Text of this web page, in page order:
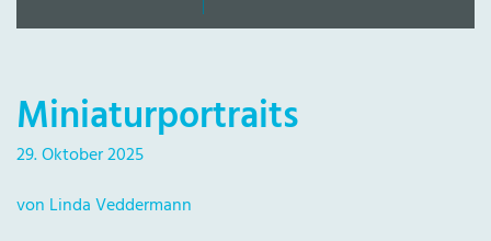
Miniaturportraits
29. Oktober 2025
von Linda Veddermann